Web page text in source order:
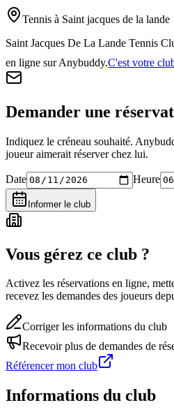
Tennis à Saint jacques de la lande
Saint Jacques De La Lande Tennis
en ligne sur Anybuddy.C'est votre
Demander une
Indiquez le créneau souhaité.
joueur aimerait réserver chez lui.
Date Heure
Informer le club
Vous gérez ce club ?
Activez les réservations en ligne,
recevez les demandes des joueurs
Corriger les informations du club
Recevoir plus de demandes de
Référencer mon club
Informations du club